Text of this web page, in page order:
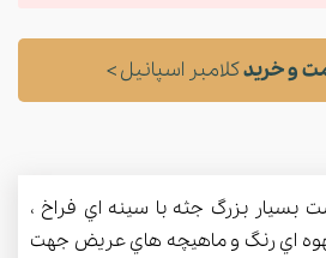
و خریدکلامبر اسپانیل >
بسيار بزرگ جثه با سينه اي فراخ ‏،
اي رنگ و ماهيچه هاي عريض جهت